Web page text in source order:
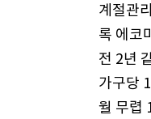
계절관
록 에코
전 2년
가구당
월 무렵